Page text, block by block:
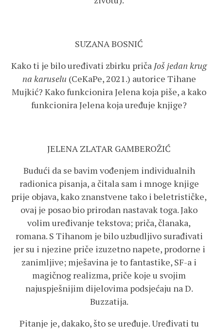
SUZANA BOSNIĆ
Kako ti je bilo uređivati zbirku priča Još jedan krug
na karuselu (CeKaPe, 2021.) autorice Tihane
Mujkić? Kako funkcionira Jelena koja piše, a kako
funkcionira Jelena koja uređuje knjige?
JELENA ZLATAR GAMBEROŽIĆ
Budući da se bavim vođenjem individualnih
radionica pisanja, a čitala sam i mnoge knjige
prije objava, kako znanstvene tako i beletrističke,
ovaj je posao bio prirodan nastavak toga. Jako
volim uređivanje tekstova; priča, članaka,
romana. S Tihanom je bilo uzbudljivo surađivati
jer su i njezine priče izuzetno napete, prodorne i
zanimljive; mješavina je to fantastike, SF-a i
magičnog realizma, priče koje u svojim
najuspješnijim dijelovima podsjećaju na D.
Buzzatija.
Pitanje je, dakako, što se uređuje. Uređivati tu